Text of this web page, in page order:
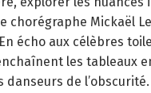
chorégraphe Mickaël
écho aux célèbres
les tableaux
danseurs de